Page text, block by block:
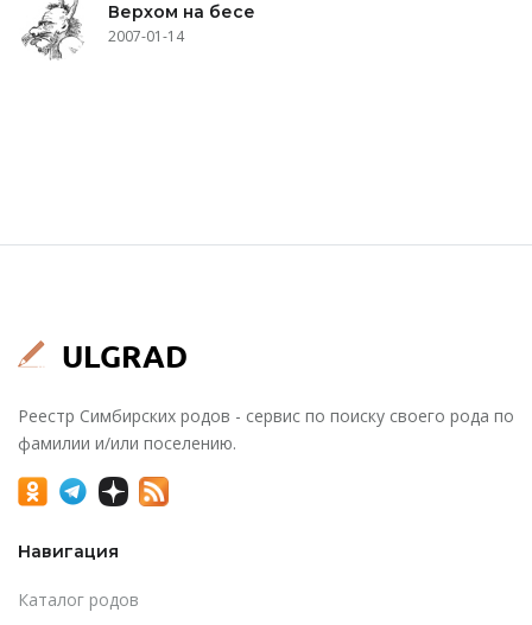
Верхом на бесе
2007-01-14
Реестр Симбирских родов - сервис по поиску своего рода по
фамилии и/или поселению.
Навигация
Каталог родов